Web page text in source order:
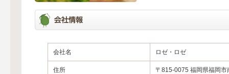
会社名 ロゼ・ロゼ
住所 〒815-0075 福岡県福岡